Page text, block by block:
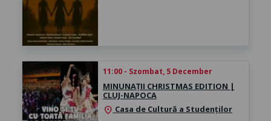
11:00 - Szombat, 5 December
MINUNAȚII CHRISTMAS EDITION |
CLUJ-NAPOCA
location_on Casa de Cultură a Studenților